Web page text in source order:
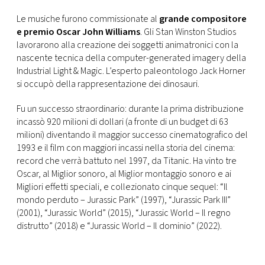
Le musiche furono commissionate al grande compositore
e premio Oscar John Williams. Gli Stan Winston Studios
lavorarono alla creazione dei soggetti animatronici con la
nascente tecnica della computer-generated imagery della
Industrial Light & Magic. L’esperto paleontologo Jack Horner
si occupò della rappresentazione dei dinosauri.
Fu un successo straordinario: durante la prima distribuzione
incassò 920 milioni di dollari (a fronte di un budget di 63
milioni) diventando il maggior successo cinematografico del
1993 e il film con maggiori incassi nella storia del cinema:
record che verrà battuto nel 1997, da Titanic. Ha vinto tre
Oscar, al Miglior sonoro, al Miglior montaggio sonoro e ai
Migliori effetti speciali, e collezionato cinque sequel: “Il
mondo perduto – Jurassic Park” (1997), “Jurassic Park III”
(2001), “Jurassic World” (2015), “Jurassic World – Il regno
distrutto” (2018) e “Jurassic World – Il dominio” (2022).